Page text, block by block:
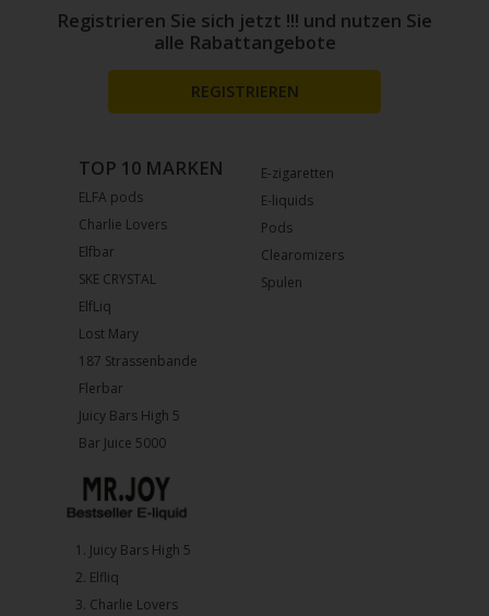
E-zigaretten
E-liquids
Pods
Clearomizers
Spulen
TOP 10 MARKEN
ELFA pods
Charlie Lovers
Elfbar
SKE CRYSTAL
ElfLiq
Lost Mary
187 Strassenbande
Flerbar
Juicy Bars High 5
Bar Juice 5000
1.⁠ ⁠Juicy Bars High 5
2.⁠ ⁠⁠Elfliq
3.⁠ ⁠⁠Charlie Lovers
Registrieren Sie sich jetzt !!! und nutzen Sie
alle Rabattangebote
REGISTRIEREN